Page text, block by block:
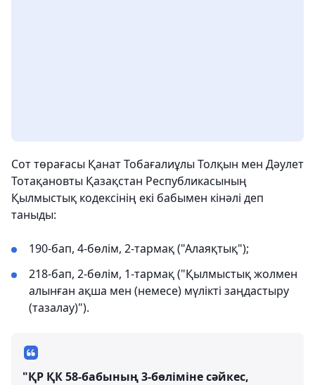
Сот төрағасы Қанат Тобағалиұлы Толқын мен Дәулет
Тотақановты Қазақстан Республикасының
Қылмыстық кодексінің екі бабымен кінәлі деп
таныды:
190-бап, 4-бөлім, 2-тармақ ("Алаяқтық");
218-бап, 2-бөлім, 1-тармақ ("Қылмыстық жолмен
алынған ақша мен (немесе) мүлікті заңдастыру
(тазалау)").
"ҚР ҚК 58-бабының 3-бөліміне сәйкес,